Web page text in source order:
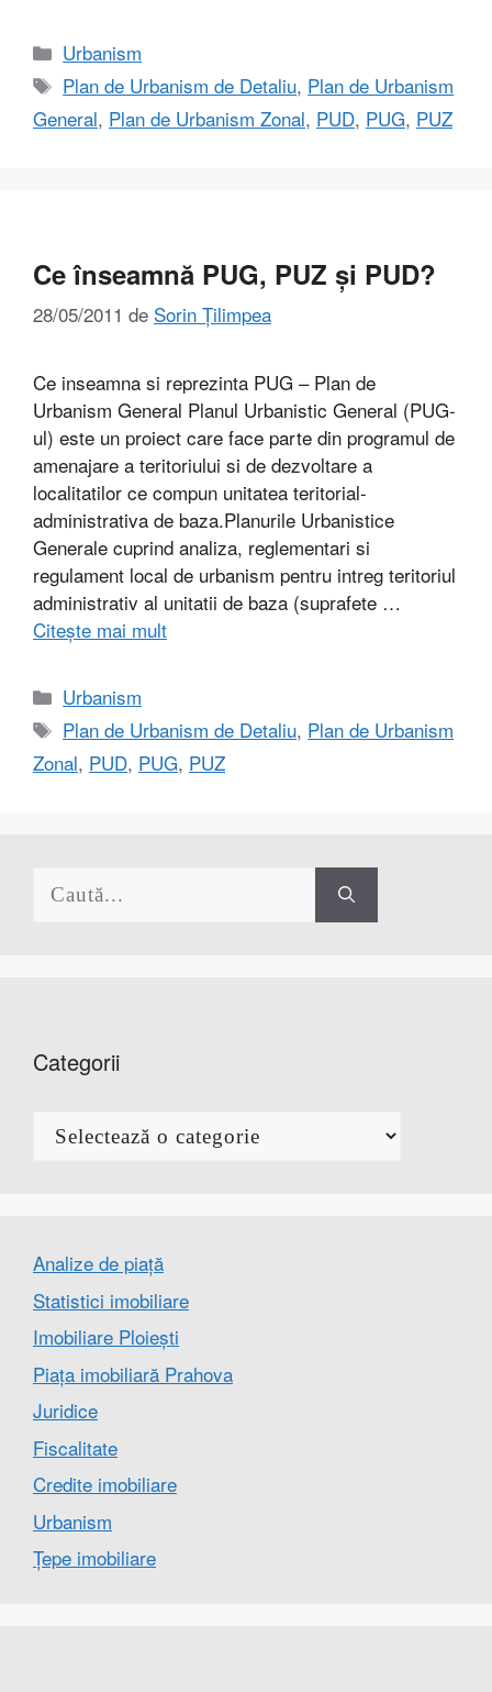
Categorii
Urbanism
Etichete
Plan de Urbanism de Detaliu, Plan de Urbanism
General, Plan de Urbanism Zonal, PUD, PUG, PUZ
Ce înseamnă PUG, PUZ și PUD?
28/05/2011 de Sorin Țilimpea
Ce inseamna si reprezinta PUG – Plan de
Urbanism General Planul Urbanistic General (PUG-
ul) este un proiect care face parte din programul de
amenajare a teritoriului si de dezvoltare a
localitatilor ce compun unitatea teritorial-
administrativa de baza.Planurile Urbanistice
Generale cuprind analiza, reglementari si
regulament local de urbanism pentru intreg teritoriul
administrativ al unitatii de baza (suprafete …
Citește mai mult
Categorii
Urbanism
Etichete
Plan de Urbanism de Detaliu, Plan de Urbanism
Zonal, PUD, PUG, PUZ
Caută
după:
Categorii
Categorii
Analize de piață
Statistici imobiliare
Imobiliare Ploiești
Piața imobiliară Prahova
Juridice
Fiscalitate
Credite imobiliare
Urbanism
Țepe imobiliare